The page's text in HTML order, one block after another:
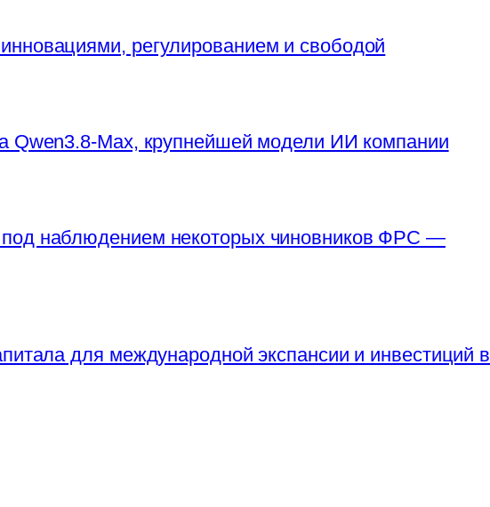
регулированием и свободой
Qwen3.8-Max, крупнейшей модели ИИ компании
наблюдением некоторых чиновников ФРС —
для международной экспансии и инвестиций в